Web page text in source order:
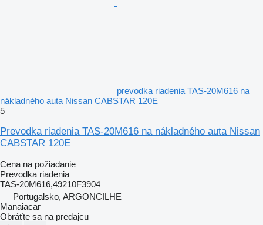
prevodka riadenia TAS-20M616 na
nákladného auta Nissan CABSTAR 120E
5
Prevodka riadenia TAS-20M616 na nákladného auta Nissan
CABSTAR 120E
Cena na požiadanie
Prevodka riadenia
TAS-20M616,49210F3904
Portugalsko, ARGONCILHE
Manaiacar
Obráťte sa na predajcu